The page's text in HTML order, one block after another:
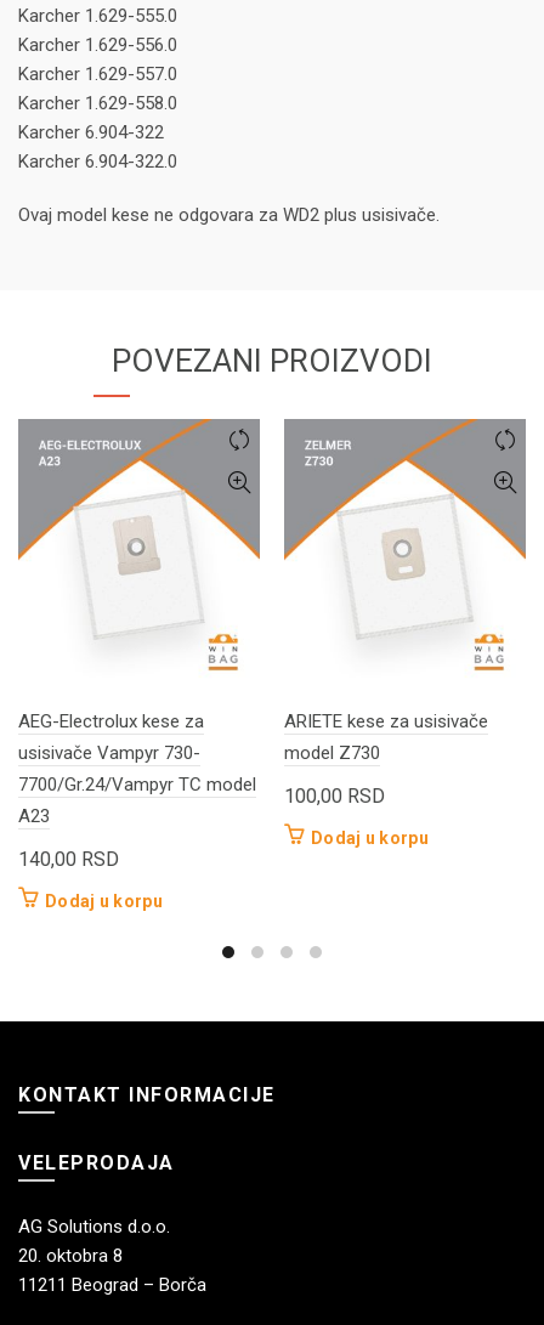
Karcher 1.629-555.0
Karcher 1.629-556.0
Karcher 1.629-557.0
Karcher 1.629-558.0
Karcher 6.904-322
Karcher 6.904-322.0
Ovaj model kese ne odgovara za WD2 plus usisivače.
POVEZANI PROIZVODI
AEG-Electrolux kese za
usisivače Vampyr 730-
7700/Gr.24/Vampyr TC model
A23
140,00 RSD
Dodaj u korpu
ARIETE kese za usisivače
model Z730
100,00 RSD
Dodaj u korpu
KONTAKT INFORMACIJE
VELEPRODAJA
AG Solutions d.o.o.
20. oktobra 8
11211 Beograd – Borča